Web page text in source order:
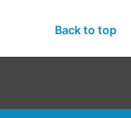
Back to top